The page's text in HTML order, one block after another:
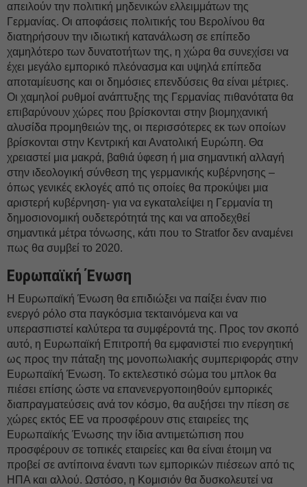
απειλούν την πολιτική μηδενικών ελλειμμάτων της
Γερμανίας. Οι αποφάσεις πολιτικής του Βερολίνου θα
διατηρήσουν την ιδιωτική κατανάλωση σε επίπεδο
χαμηλότερο των δυνατοτήτων της, η χώρα θα συνεχίσει να
έχει μεγάλο εμπορικό πλεόνασμα και υψηλά επίπεδα
αποταμίευσης και οι δημόσιες επενδύσεις θα είναι μέτριες.
Οι χαμηλοί ρυθμοί ανάπτυξης της Γερμανίας πιθανότατα θα
επιβαρύνουν χώρες που βρίσκονται στην βιομηχανική
αλυσίδα προμηθειών της, οι περισσότερες εκ των οποίων
βρίσκονται στην Κεντρική και Ανατολική Ευρώπη. Θα
χρειαστεί μια μακρά, βαθιά ύφεση ή μια σημαντική αλλαγή
στην ιδεολογική σύνθεση της γερμανικής κυβέρνησης –
όπως γενικές εκλογές από τις οποίες θα προκύψει μια
αριστερή κυβέρνηση- για να εγκαταλείψει η Γερμανία τη
δημοσιονομική ουδετερότητά της και να αποδεχθεί
σημαντικά μέτρα τόνωσης, κάτι που το Stratfor δεν αναμένει
πως θα συμβεί το 2020.
Ευρωπαϊκή Ένωση
Η Ευρωπαϊκή Ένωση θα επιδιώξει να παίξει έναν πιο
ενεργό ρόλο στα παγκόσμια τεκταινόμενα και να
υπερασπιστεί καλύτερα τα συμφέροντά της. Προς τον σκοπό
αυτό, η Ευρωπαϊκή Επιτροπή θα εμφανιστεί πιο ενεργητική
ως προς την πάταξη της μονοπωλιακής συμπεριφοράς στην
Ευρωπαϊκή Ένωση. Το εκτελεστικό σώμα του μπλοκ θα
πιέσει επίσης ώστε να επανενεργοποιηθούν εμπορικές
διαπραγματεύσεις ανά τον κόσμο, θα αυξήσει την πίεση σε
χώρες εκτός ΕΕ να προσφέρουν στις εταιρείες της
Ευρωπαϊκής Ένωσης την ίδια αντιμετώπιση που
προσφέρουν σε τοπικές εταιρείες και θα είναι έτοιμη να
προβεί σε αντίποινα έναντι των εμπορικών πιέσεων από τις
ΗΠΑ και αλλού. Ωστόσο, η Κομισιόν θα δυσκολευτεί να